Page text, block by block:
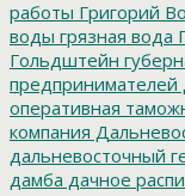
работы Григорий
воды грязная вода
Гольдштейн
предпринимателей
оперативная
компания
дальневосточный
дамба дачное